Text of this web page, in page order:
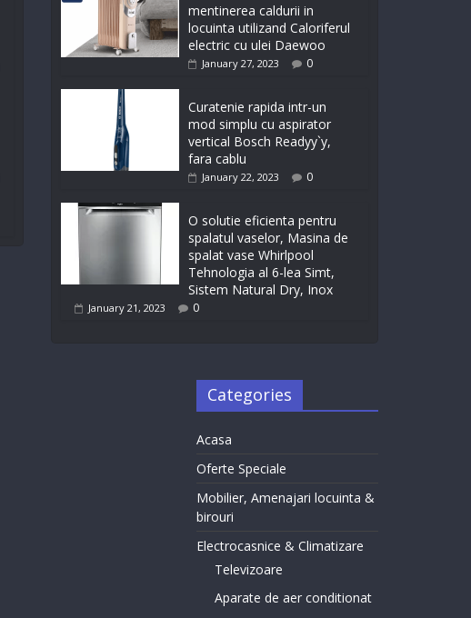
mentinerea caldurii in
locuinta utilizand Caloriferul
electric cu ulei Daewoo
January 27, 2023 0
Curatenie rapida intr-un
mod simplu cu aspirator
vertical Bosch Readyy`y,
fara cablu
January 22, 2023 0
O solutie eficienta pentru
spalatul vaselor, Masina de
spalat vase Whirlpool
Tehnologia al 6-lea Simt,
Sistem Natural Dry, Inox
January 21, 2023 0
Categories
Acasa
Oferte Speciale
Mobilier, Amenajari locuinta &
birouri
Electrocasnice & Climatizare
Televizoare
Aparate de aer conditionat